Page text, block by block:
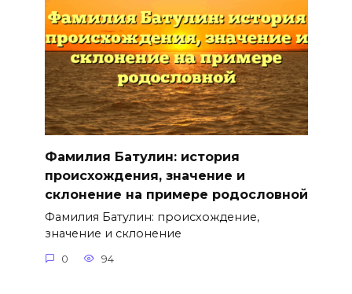
Фамилия Батулин: история
происхождения, значение и
склонение на примере родословной
Фамилия Батулин: происхождение,
значение и склонение
0 94